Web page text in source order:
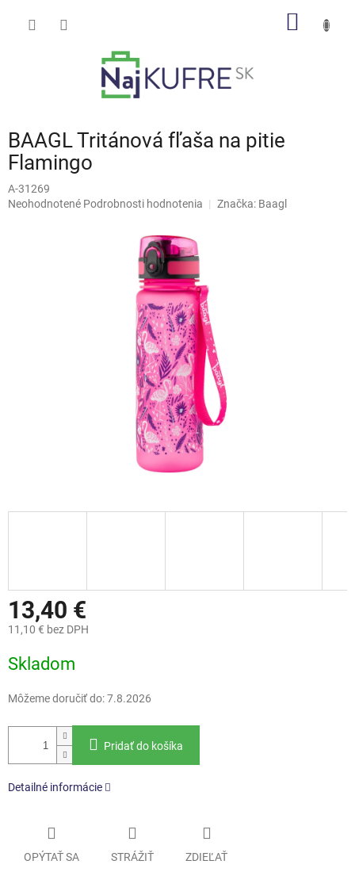
BAAGL Tritánová fľaša na pitie
Flamingo
A-31269
Priemerné
Neohodnotené Podrobnosti hodnotenia Značka: Baagl
13,40 €
11,10 € bez DPH
cena:
Skladom
Môžeme doručiť do:7.8.2026
Pridať do košíka
Detailné informácie
OPÝTAŤ SA STRÁŽIŤ ZDIEĽAŤ